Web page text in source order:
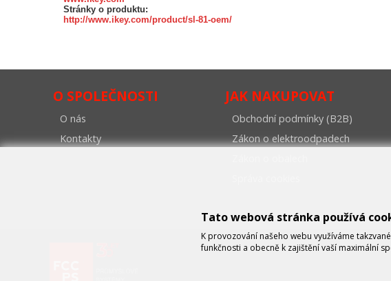
Stránky o produktu:
http://www.ikey.com/product/sl-81-oem/
O SPOLEČNOSTI
O nás
Kontakty
JAK NAKUPOVAT
Obchodní podmínky (B2B)
Zákon o elektroodpadech
Tato webová stránka používá
K provozování našeho webu využíváme
funkčnosti a obecně k zajištění vaší maximální